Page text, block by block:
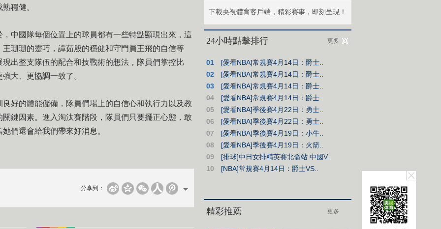
穩健。
國隊每個位置上的球員都有一些特點顯現出來，這
珊珊的靈巧，譚茹殷的穩健和守門員王飛的自信等
出整支隊伍的配合和技戰術的想法，隊員們掌控比
大、更協調一致了。
的體能儲備，隊員們場上的自信心和執行力以及教
鍵因素。進入淘汰賽階段，隊員們只要擺正心態，敢
們還會給我們帶來好消息。
分享到：
下載央視體育客戶端，精彩賽事，即刻呈現！
24小時點擊排行 更多
01
[愛看NBA]常規賽4月14日：爵士..
02
[愛看NBA]常規賽4月14日：爵士..
03
[愛看NBA]常規賽4月14日：爵士..
04
[愛看NBA]常規賽4月14日：爵士..
05
[愛看NBA]季後賽4月22日：勇士..
06
[愛看NBA]季後賽4月22日：勇士..
07
[愛看NBA]季後賽4月19日：小牛..
08
[愛看NBA]季後賽4月19日：火箭..
09
[排球]中日女排精英賽北侖站 中國V..
10
[NBA]常規賽4月14日：爵士VS..